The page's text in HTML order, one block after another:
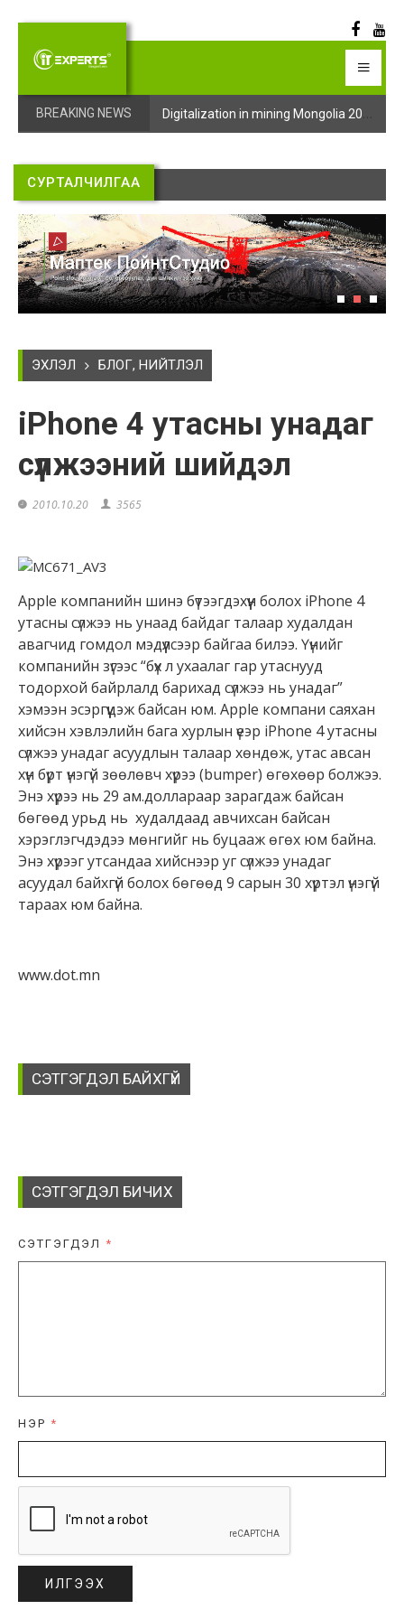
BREAKING NEWS
Digitalization in mining Mongolia 2025 арга хэмжээний бүртгэл эхэллээ Digitalization in mining Mongolia 2025 арга хэмжээний бүртгэл эхэллээ
СУРТАЛЧИЛГАА
ЭХЛЭЛ БЛОГ, НИЙТЛЭЛ
iPhone 4 утасны унадаг
сүлжээний шийдэл
2010.10.20 3565
Apple компанийн шинэ бүтээгдэхүүн болох iPhone 4
утасны сүлжээ нь унаад байдаг талаар худалдан
авагчид гомдол мэдүүлсээр байгаа билээ. Үүнийг
компанийн зүгээс “бүх л ухаалаг гар утаснууд
тодорхой байрлалд барихад сүлжээ нь унадаг”
хэмээн эсэргүүцэж байсан юм. Apple компани саяхан
хийсэн хэвлэлийн бага хурлын үеэр iPhone 4 утасны
сүлжээ унадаг асуудлын талаар хөндөж, утас авсан
хүн бүрт үнэгүй зөөлөвч хүрээ (bumper) өгөхөөр болжээ.
Энэ хүрээ нь 29 ам.доллараар зарагдаж байсан
бөгөөд урьд нь худалдаад авчихсан байсан
хэрэглэгчдэдээ мөнгийг нь буцааж өгөх юм байна.
Энэ хүрээг утсандаа хийснээр уг сүлжээ унадаг
асуудал байхгүй болох бөгөөд 9 сарын 30 хүртэл үнэгүй
тараах юм байна.
www.dot.mn
СЭТГЭГДЭЛ БАЙХГҮЙ
СЭТГЭГДЭЛ БИЧИХ
СЭТГЭГДЭЛ *
НЭР *